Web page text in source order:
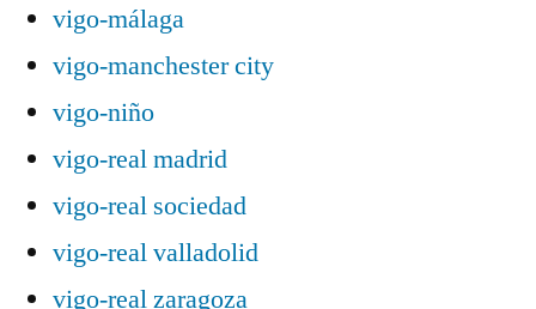
vigo-málaga
vigo-manchester city
vigo-niño
vigo-real madrid
vigo-real sociedad
vigo-real valladolid
vigo-real zaragoza